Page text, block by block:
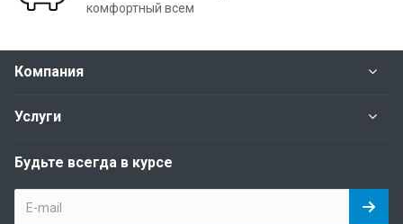
комфортный всем
Компания
Услуги
Будьте всегда в курсе